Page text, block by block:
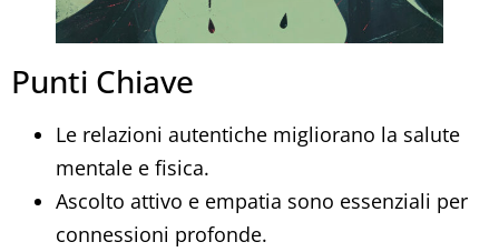
Punti Chiave
Le relazioni autentiche migliorano la salute
mentale e fisica.
Ascolto attivo e empatia sono essenziali per
connessioni profonde.